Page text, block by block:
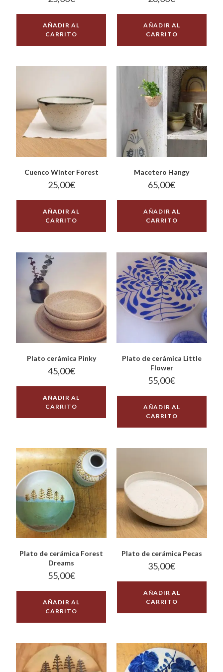
AÑADIR AL
CARRITO
AÑADIR AL
CARRITO
Cuenco Winter Forest
25,00€
AÑADIR AL
CARRITO
Macetero Hangy
65,00€
AÑADIR AL
CARRITO
Plato cerámica Pinky
45,00€
AÑADIR AL
CARRITO
Plato de cerámica Little
Flower
55,00€
AÑADIR AL
CARRITO
Plato de cerámica Forest
Dreams
55,00€
AÑADIR AL
CARRITO
Plato de cerámica Pecas
35,00€
AÑADIR AL
CARRITO